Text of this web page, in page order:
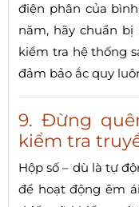
điện phân của
năm, hãy chuẩn bị
kiểm tra hệ thống
đảm bảo ắc quy
9. Đừng
kiểm tra
Hộp số – dù là tự
để hoạt động êm